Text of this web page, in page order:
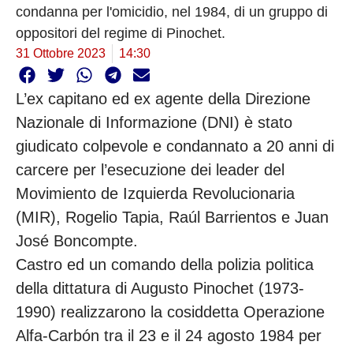
condanna per l'omicidio, nel 1984, di un gruppo di
oppositori del regime di Pinochet.
31 Ottobre 2023 14:30
L’ex capitano ed ex agente della Direzione
Nazionale di Informazione (DNI) è stato
giudicato colpevole e condannato a 20 anni di
carcere per l’esecuzione dei leader del
Movimiento de Izquierda Revolucionaria
(MIR), Rogelio Tapia, Raúl Barrientos e Juan
José Boncompte.
Castro ed un comando della polizia politica
della dittatura di Augusto Pinochet (1973-
1990) realizzarono la cosiddetta Operazione
Alfa-Carbón tra il 23 e il 24 agosto 1984 per